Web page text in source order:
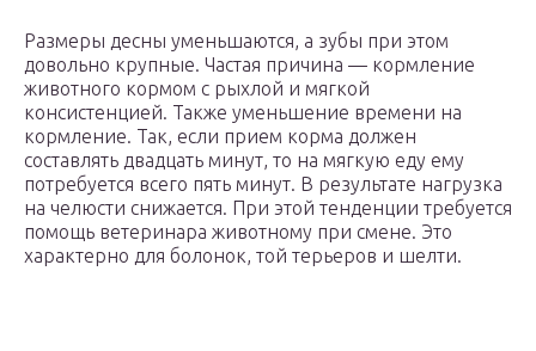
Размеры десны уменьшаются, а зубы при этом
довольно крупные. Частая причина — кормление
животного кормом с рыхлой и мягкой
консистенцией. Также уменьшение времени на
кормление. Так, если прием корма должен
составлять двадцать минут, то на мягкую еду ему
потребуется всего пять минут. В результате нагрузка
на челюсти снижается. При этой тенденции требуется
помощь ветеринара животному при смене. Это
характерно для болонок, той терьеров и шелти.